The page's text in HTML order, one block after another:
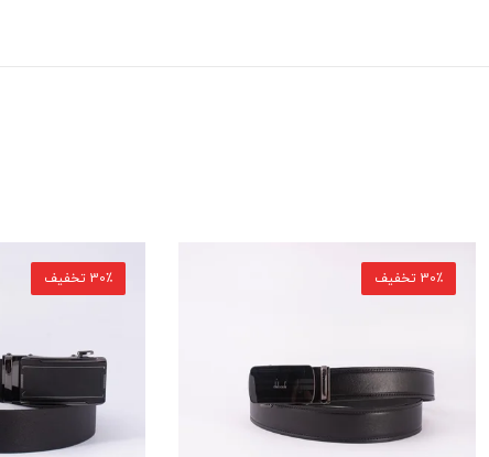
30٪ تخفیف 30٪ تخفیف